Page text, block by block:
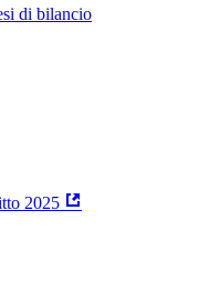
di bilancio
2025